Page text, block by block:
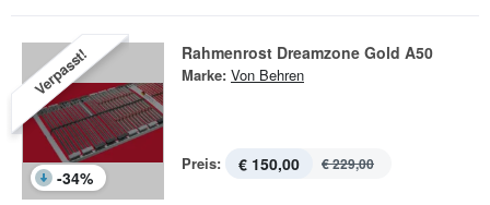
Verpasst!
-34%
Rahmenrost Dreamzone Gold A50
Marke: Von Behren
Preis: € 150,00 € 229,00